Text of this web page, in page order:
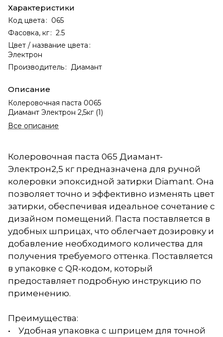
Характеристики
Код цвета : 065
Фасовка, кг: 2.5
Цвет / название цвета :
Электрон
Производитель: Диамант
Описание
Колеровочная паста 0065
Диамант Электрон 2,5кг (1)
Все описание
Колеровочная паста 065 Диамант-
Электрон2,5 кг предназначена для ручной
колеровки эпоксидной затирки Diamant. Она
позволяет точно и эффективно изменять цвет
затирки, обеспечивая идеальное сочетание с
дизайном помещений. Паста поставляется в
удобных шприцах, что облегчает дозировку и
добавление необходимого количества для
получения требуемого оттенка. Поставляется
в упаковке с QR-кодом, который
предоставляет подробную инструкцию по
применению.
Преимущества:
• Удобная упаковка с шприцем для точной